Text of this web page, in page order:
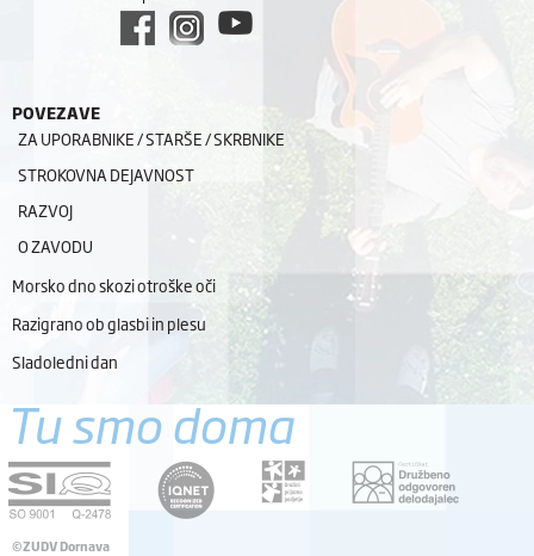
POVEZAVE
ZA UPORABNIKE / STARŠE / SKRBNIKE
STROKOVNA DEJAVNOST
RAZVOJ
O ZAVODU
Morsko dno skozi otroške oči
Razigrano ob glasbi in plesu
Sladoledni dan
Tu smo doma
©ZUDV Dornava